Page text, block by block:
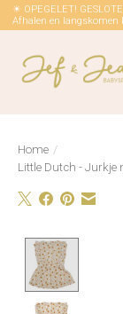
☀ OPEGELET!
Afhalen en langskomen
Home /
Little Dutch - Jurkje